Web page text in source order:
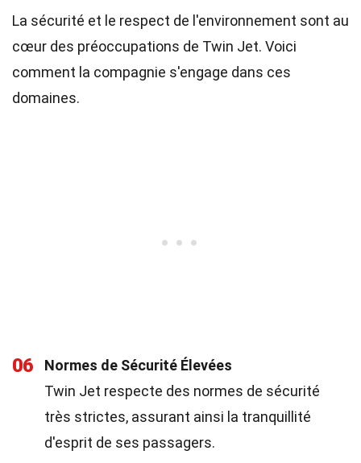
La sécurité et le respect de l'environnement sont au
cœur des préoccupations de Twin Jet. Voici
comment la compagnie s'engage dans ces
domaines.
06
Normes de Sécurité Élevées
Twin Jet respecte des normes de sécurité
très strictes, assurant ainsi la tranquillité
d'esprit de ses passagers.